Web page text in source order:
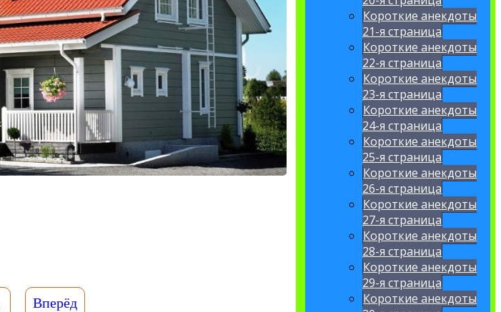
Вперёд
Короткие анекдоты
21-я страница
Короткие анекдоты
22-я страница
Короткие анекдоты
23-я страница
Короткие анекдоты
24-я страница
Короткие анекдоты
25-я страница
Короткие анекдоты
26-я страница
Короткие анекдоты
27-я страница
Короткие анекдоты
28-я страница
Короткие анекдоты
29-я страница
Короткие анекдоты